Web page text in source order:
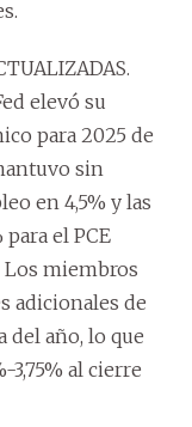
elevó su
para 2025 de
sin
en 4,5% y las
el PCE
Los miembros
adicionales de
del año, lo que
3,75% al cierre